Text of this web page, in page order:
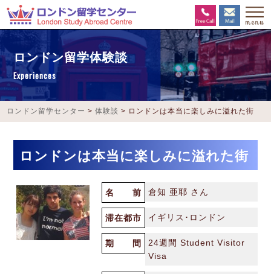
ロンドン留学体験談
Experiences
ロンドン留学センター >体験談 > ロンドンは本当に楽しみに溢れた街
ロンドンは本当に楽しみに溢れた街
名 前 倉知 亜耶 さん
滞在都市 イギリス･ロンドン
期 間
24週間 Student Visitor
Visa